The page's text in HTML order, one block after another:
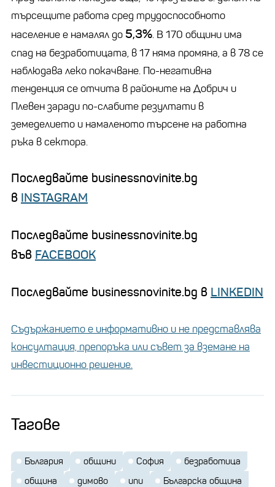
търсещите работа сред трудоспособното
население е намалял до5,3%. В 170 общини има
спад на безработицата, в 17 няма промяна, а в 78 се
наблюдава леко покачване. По-негативна
тенденция се отчита в районите на Добрич и
Плевен заради по-слабите резултати в
земеделието и намаленото търсене на работна
ръка в сектора.
Последвайте businessnovinite.bg
в INSTAGRAM
Последвайте businessnovinite.bg
във FACEBOOK
Последвайте businessnovinite.bg в LINKEDIN
Съдържанието е информативно и не представлява
консултация, препоръка или съвет за вземане на
инвестиционно решение.
Тагове
България общини София
безработица
община
димово ипи
Българска община